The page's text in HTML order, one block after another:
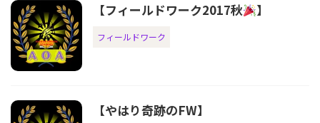
【フィールドワーク2017秋 】
フィールドワーク
【やはり奇跡のFW】